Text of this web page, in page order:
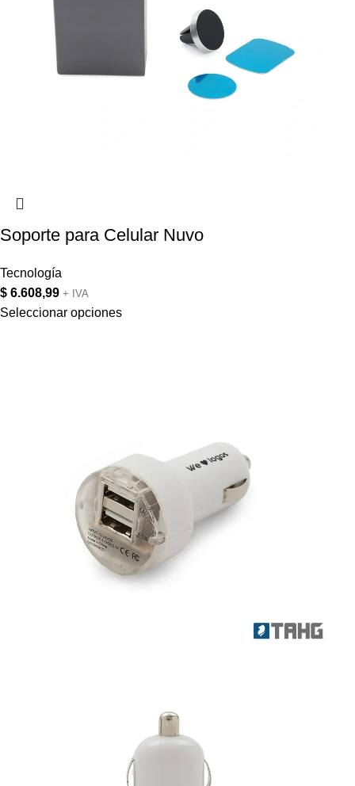
Soporte para Celular Nuvo
Tecnología
$ 6.608,99 + IVA
Seleccionar opciones